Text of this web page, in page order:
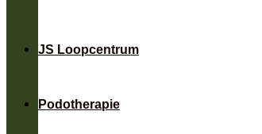
JS Loopcentrum
Podotherapie